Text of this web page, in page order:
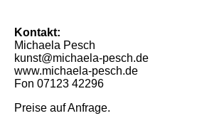
Kontakt:
Michaela Pesch
kunst@michaela-pesch.de
www.michaela-pesch.de
Fon 07123 42296
Preise auf Anfrage.